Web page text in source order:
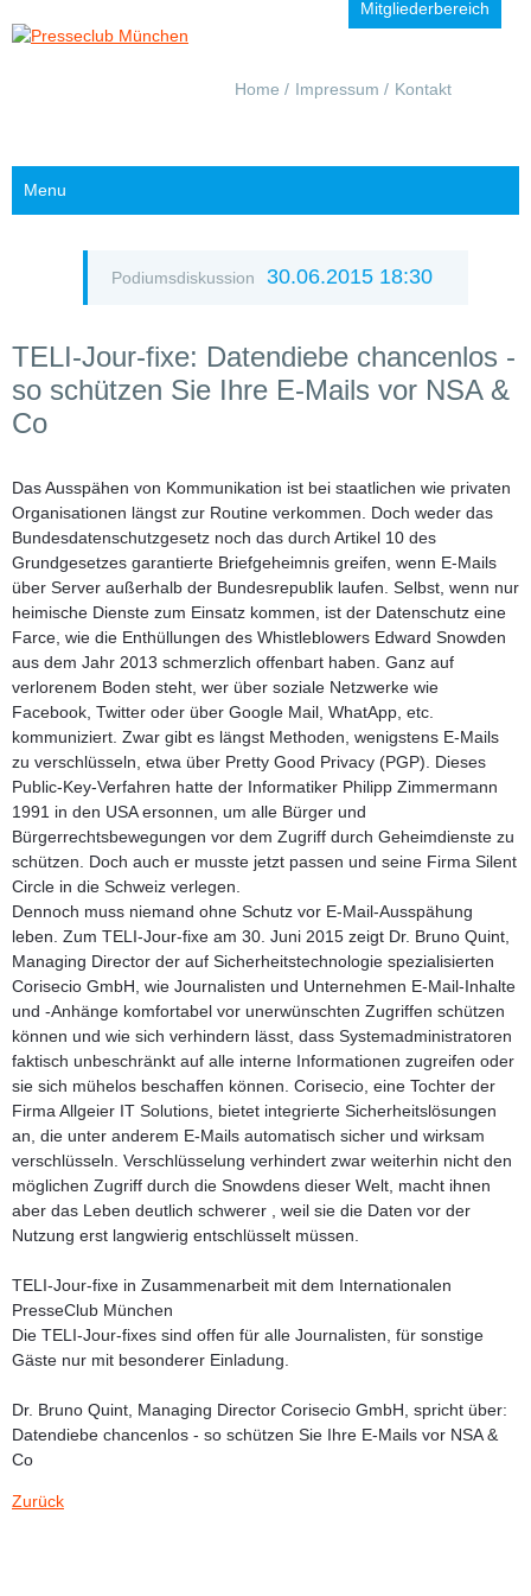
Mitgliederbereich
Navigation
Home Impressum Kontakt
Menu
Podiumsdiskussion 30.06.2015 18:30
TELI-Jour-fixe: Datendiebe chancenlos -
so schützen Sie Ihre E-Mails vor NSA &
Co
Das Ausspähen von Kommunikation ist bei staatlichen wie privaten
Organisationen längst zur Routine verkommen. Doch weder das
Bundesdatenschutzgesetz noch das durch Artikel 10 des
Grundgesetzes garantierte Briefgeheimnis greifen, wenn E-Mails
über Server außerhalb der Bundesrepublik laufen. Selbst, wenn nur
heimische Dienste zum Einsatz kommen, ist der Datenschutz eine
Farce, wie die Enthüllungen des Whistleblowers Edward Snowden
aus dem Jahr 2013 schmerzlich offenbart haben. Ganz auf
verlorenem Boden steht, wer über soziale Netzwerke wie
Facebook, Twitter oder über Google Mail, WhatApp, etc.
kommuniziert. Zwar gibt es längst Methoden, wenigstens E-Mails
zu verschlüsseln, etwa über Pretty Good Privacy (PGP). Dieses
Public-Key-Verfahren hatte der Informatiker Philipp Zimmermann
1991 in den USA ersonnen, um alle Bürger und
Bürgerrechtsbewegungen vor dem Zugriff durch Geheimdienste zu
schützen. Doch auch er musste jetzt passen und seine Firma Silent
Circle in die Schweiz verlegen.
Dennoch muss niemand ohne Schutz vor E-Mail-Ausspähung
leben. Zum TELI-Jour-fixe am 30. Juni 2015 zeigt Dr. Bruno Quint,
Managing Director der auf Sicherheitstechnologie spezialisierten
Corisecio GmbH, wie Journalisten und Unternehmen E-Mail-Inhalte
und -Anhänge komfortabel vor unerwünschten Zugriffen schützen
können und wie sich verhindern lässt, dass Systemadministratoren
faktisch unbeschränkt auf alle interne Informationen zugreifen oder
sie sich mühelos beschaffen können. Corisecio, eine Tochter der
Firma Allgeier IT Solutions, bietet integrierte Sicherheitslösungen
an, die unter anderem E-Mails automatisch sicher und wirksam
verschlüsseln. Verschlüsselung verhindert zwar weiterhin nicht den
möglichen Zugriff durch die Snowdens dieser Welt, macht ihnen
aber das Leben deutlich schwerer , weil sie die Daten vor der
Nutzung erst langwierig entschlüsselt müssen.
TELI-Jour-fixe in Zusammenarbeit mit dem Internationalen
PresseClub München
Die TELI-Jour-fixes sind offen für alle Journalisten, für sonstige
Gäste nur mit besonderer Einladung.
Dr. Bruno Quint, Managing Director Corisecio GmbH, spricht über:
Datendiebe chancenlos - so schützen Sie Ihre E-Mails vor NSA &
Co
Zurück